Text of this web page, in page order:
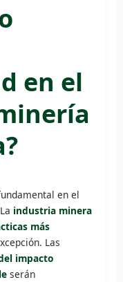
en el
en el
industria minera
más
Las
impacto
serán